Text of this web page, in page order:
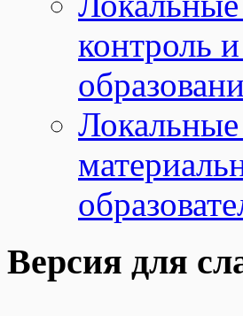
контроль
Версия для